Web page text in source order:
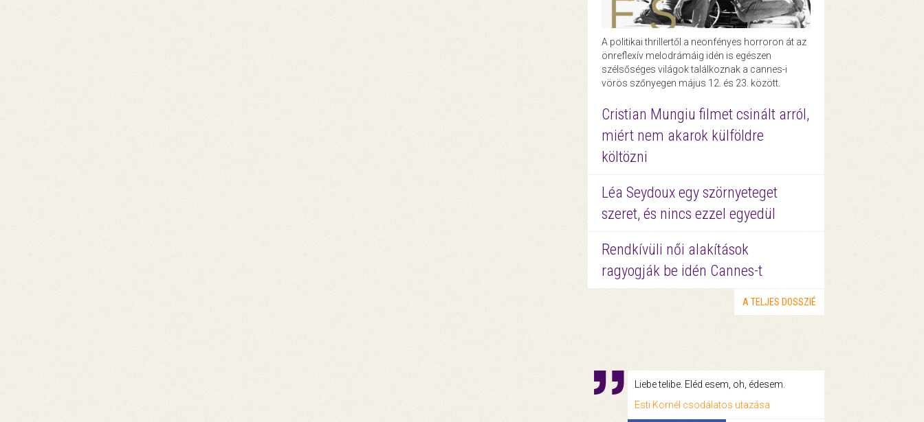
A politikai thrillertől a neonfényes horroron át az
önreflexív melodrámáig idén is egészen
szélsőséges világok találkoznak a cannes-i
vörös szőnyegen május 12. és 23. között.
Cristian Mungiu filmet csinált arról,
miért nem akarok külföldre
költözni
Léa Seydoux egy szörnyeteget
szeret, és nincs ezzel egyedül
Rendkívüli női alakítások
ragyogják be idén Cannes-t
A TELJES DOSSZIÉ
Liebe telibe. Eléd esem, oh, édesem.
Esti Kornél csodálatos utazása